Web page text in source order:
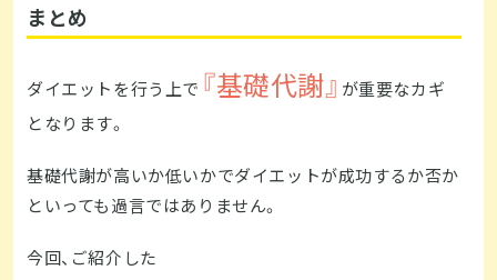
まとめ
ダイエットを行う上で 『基礎代謝』 が重要なカギ
となります。
基礎代謝が高いか低いかでダイエットが成功するか否か
といっても過言ではありません。
今回、ご紹介した